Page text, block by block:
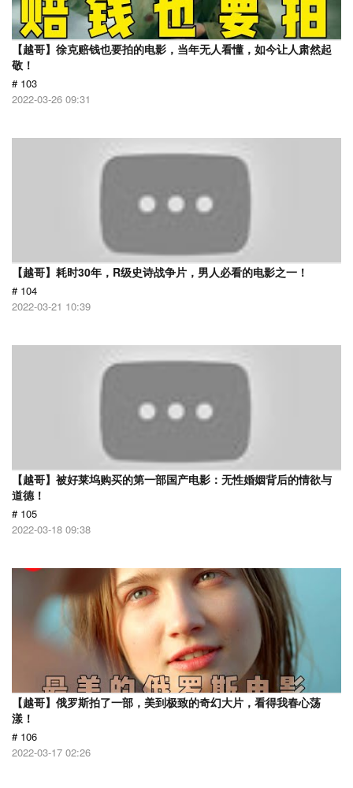
【越哥】徐克赔钱也要拍的电影，当年无人看懂，如今让人肃然起
敬！
# 103
2022-03-26 09:31
【越哥】耗时30年，R级史诗战争片，男人必看的电影之一！
# 104
2022-03-21 10:39
【越哥】被好莱坞购买的第一部国产电影：无性婚姻背后的情欲与
道德！
# 105
2022-03-18 09:38
【越哥】俄罗斯拍了一部，美到极致的奇幻大片，看得我春心荡
漾！
# 106
2022-03-17 02:26